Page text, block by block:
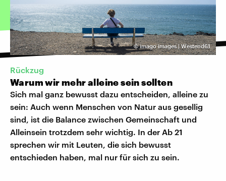
©imago images | Westend61
Rückzug
Warum wir mehr alleine sein sollten
Sich mal ganz bewusst dazu entscheiden, alleine zu
sein: Auch wenn Menschen von Natur aus gesellig
sind, ist die Balance zwischen Gemeinschaft und
Alleinsein trotzdem sehr wichtig. In der Ab 21
sprechen wir mit Leuten, die sich bewusst
entschieden haben, mal nur für sich zu sein.